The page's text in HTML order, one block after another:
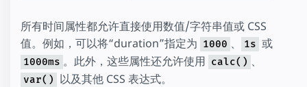
所有时间属性都允许直接使用数值/字符串值或 CSS
值。例如，可以将“duration”指定为 1000 、 1s 或
1000ms 。此外，这些属性还允许使用 calc() 、
var()
以及其他 CSS 表达式。